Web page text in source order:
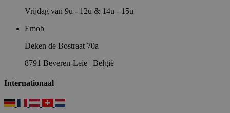
Vrijdag van 9u - 12u & 14u - 15u
Emob
Deken de Bostraat 70a
8791 Beveren-Leie | België
Internationaal